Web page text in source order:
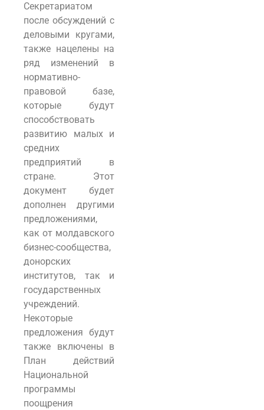
Секретариатом
после обсуждений с
деловыми кругами,
также нацелены на
ряд изменений в
нормативно-
правовой базе,
которые будут
способствовать
развитию малых и
средних
предприятий в
стране. Этот
документ будет
дополнен другими
предложениями,
как от молдавского
бизнес-сообщества,
донорских
институтов, так и
государственных
учреждений.
Некоторые
предложения будут
также включены в
План действий
Национальной
программы
поощрения